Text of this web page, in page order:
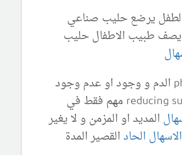
يرضع حليب صناعي
طبيب الاطفال حليب
و تحليل ph الدم و وجود او عدم وجود
reducing subestance مهم فقط في
المديد او المزمن و لا يغير
الاسهال الحادالقصير المدة